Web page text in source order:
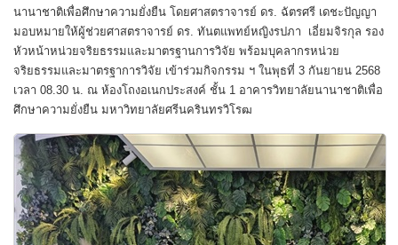
นานาชาติเพื่อศึกษาความยั่งยืน โดยศาสตราจารย์ ดร. ฉัตรศรี เดชะปัญญา
มอบหมายให้ผู้ช่วยศาสตราจารย์ ดร. ทันตแพทย์หญิงรปภา เอี่ยมจิรกุล รอง
หัวหน้าหน่วยจริยธรรมและมาตรฐานการวิจัย พร้อมบุคลากรหน่วย
จริยธรรมและมาตรฐาการวิจัย เข้าร่วมกิจกรรม ฯ ในพุธที่ 3 กันยายน 2568
เวลา 08.30 น. ณ ห้องโถงอเนกประสงค์ ชั้น 1 อาคารวิทยาลัยนานาชาติเพื่อ
ศึกษาความยั่งยืน มหาวิทยาลัยศรีนครินทรวิโรฒ